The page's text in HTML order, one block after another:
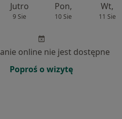
Jutro
9 Sie
Pon,
10 Sie
Wt,
11 Sie
online nie jest dostępne
Poproś o wizytę